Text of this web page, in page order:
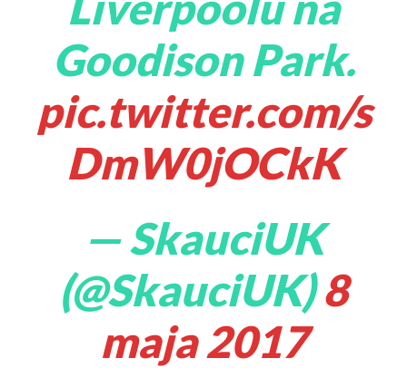
Goodison Park.
pic.twitter.com/s
DmW0jOCkK
— SkauciUK
(@SkauciUK)8
maja 2017